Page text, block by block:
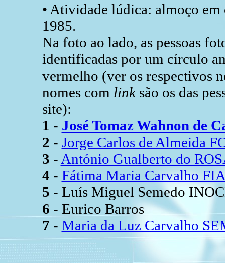
• Atividade lúdica: almoço em
1985.
Na foto ao lado, as pessoas
identificadas por um círculo
vermelho (ver os respectivos
nomes com linksão os das
site):
1 - José Tomaz Wahnon de
2 - Jorge Carlos de Almeida
3 - António Gualberto do
4 - Fátima Maria Carvalho
5 - Luís Miguel Semedo
6 - Eurico Barros
7 - Maria da Luz Carvalho